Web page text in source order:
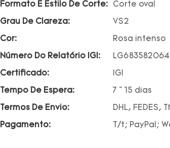
Formato E Estilo De Corte: Corte oval
Grau De Clareza: VS2
Cor: Rosa intenso
Número Do Relatório IGI: LG683582064
Certificado: IGI
Tempo De Espera: 7 ~ 15 dias
Termos De Envio: DHL, FEDES,
Pagamento: T/t; PayPal;